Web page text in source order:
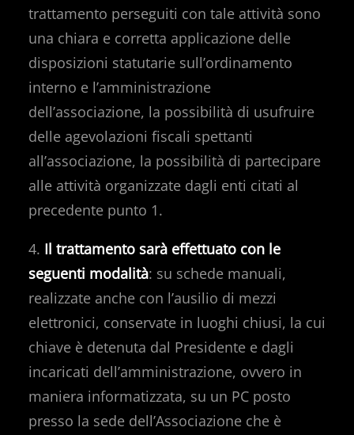
trattamento perseguiti con tale attività sono
una chiara e corretta applicazione delle
disposizioni statutarie sull’ordinamento
interno e l’amministrazione
dell’associazione, la possibilità di usufruire
delle agevolazioni fiscali spettanti
all’associazione, la possibilità di partecipare
alle attività organizzate dagli enti citati al
precedente punto 1.
4. Il trattamento sarà effettuato con le
seguenti modalità: su schede manuali,
realizzate anche con l’ausilio di mezzi
elettronici, conservate in luoghi chiusi, la cui
chiave è detenuta dal Presidente e dagli
incaricati dell’amministrazione, ovvero in
maniera informatizzata, su un PC posto
presso la sede dell’Associazione che è